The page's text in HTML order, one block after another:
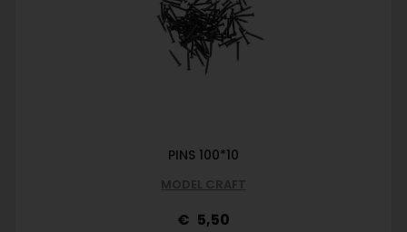
PINS 100*10
MODEL CRAFT
5,50